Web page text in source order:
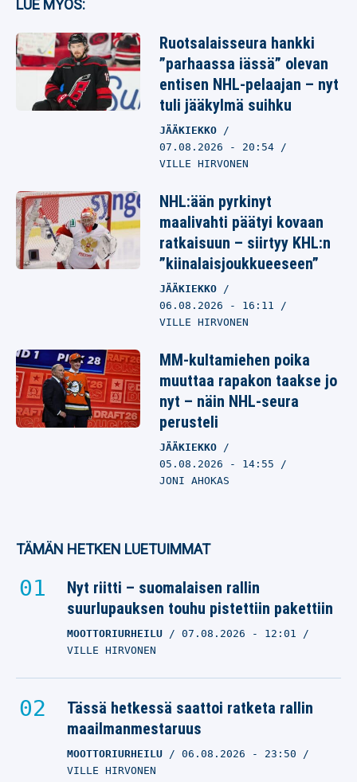
LUE MYÖS:
Ruotsalaisseura hankki
”parhaassa iässä” olevan
entisen NHL-pelaajan – nyt
tuli jääkylmä suihku
JÄÄKIEKKO
07.08.2026 - 20:54
VILLE HIRVONEN
NHL:ään pyrkinyt
maalivahti päätyi kovaan
ratkaisuun – siirtyy KHL:n
”kiinalaisjoukkueeseen”
JÄÄKIEKKO
06.08.2026 - 16:11
VILLE HIRVONEN
MM-kultamiehen poika
muuttaa rapakon taakse jo
nyt – näin NHL-seura
perusteli
JÄÄKIEKKO
05.08.2026 - 14:55
JONI AHOKAS
TÄMÄN HETKEN LUETUIMMAT
Nyt riitti – suomalaisen rallin
suurlupauksen touhu pistettiin pakettiin
MOOTTORIURHEILU 07.08.2026 - 12:01
VILLE HIRVONEN
Tässä hetkessä saattoi ratketa rallin
maailmanmestaruus
MOOTTORIURHEILU 06.08.2026 - 23:50
VILLE HIRVONEN